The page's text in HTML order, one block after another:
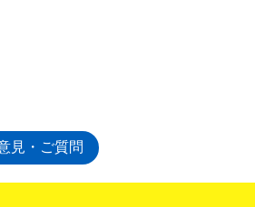
見・ご質問